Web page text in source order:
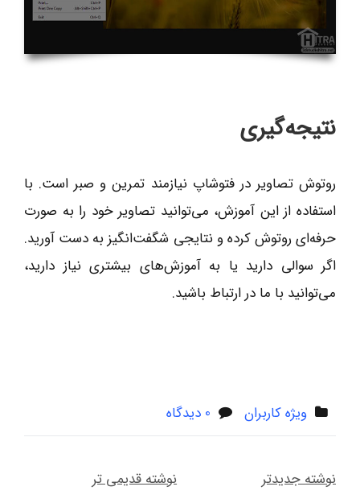
نتیجه‌گیری
روتوش تصاویر در فتوشاپ نیازمند تمرین و صبر است. با
استفاده از این آموزش، می‌توانید تصاویر خود را به صورت
حرفه‌ای روتوش کرده و نتایجی شگفت‌انگیز به دست آورید.
اگر سوالی دارید یا به آموزش‌های بیشتری نیاز دارید،
می‌توانید با ما در ارتباط باشید.
ویژه کاربران 0 دیدگاه
راهبری
نوشته قدیمی تر نوشته جدیدتر